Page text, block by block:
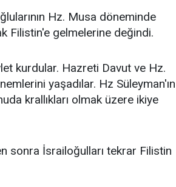
Hz. Musa döneminde
Filistin'e gelmelerine değindi.
kurdular. Hazreti Davut ve Hz.
yaşadılar. Hz Süleyman'ın
krallıkları olmak üzere ikiye
sonra İsrailoğulları tekrar Filistin